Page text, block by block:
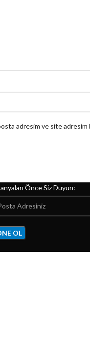
adresim ve site adresim
Önce Siz Duyun: